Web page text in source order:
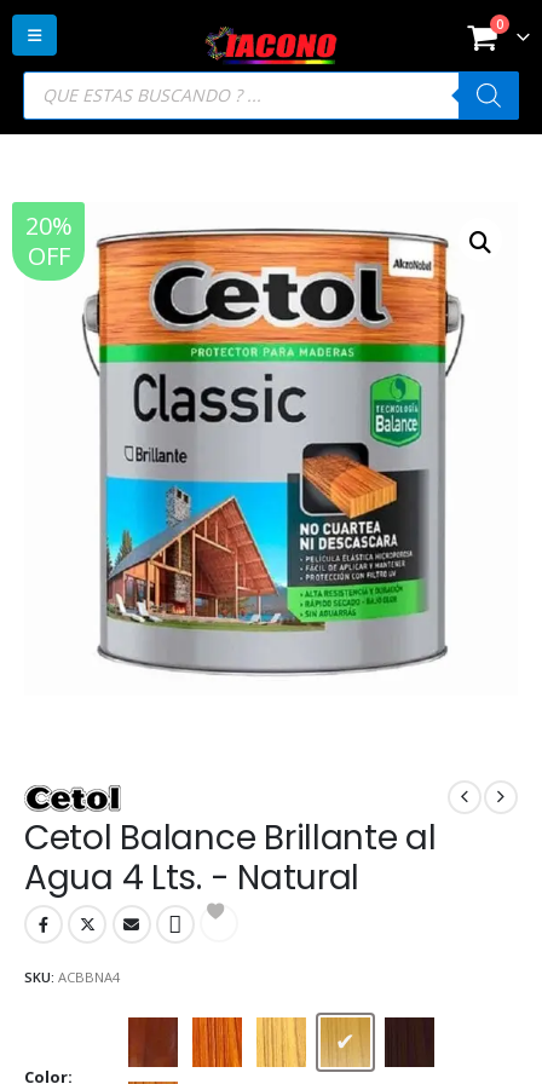
Búsqueda
productos
0
20%
OFF
Cetol Balance Brillante al
Agua 4 Lts. - Natural
SKU: ACBBNA4
Color
Caoba Cedro Cristal Natural